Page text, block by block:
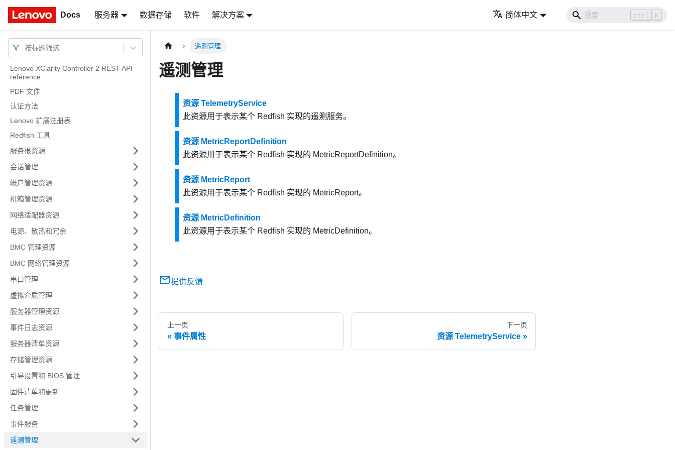
Docs 服务器 数据存储 软件 解决方案 简体中文 ctrl K
Docs
按标题筛选
Lenovo XClarity Controller 2 REST API
reference
PDF 文件
认证方法
Lenovo 扩展注册表
Redfish 工具
服务根资源
会话管理
帐户管理资源
机箱管理资源
网络适配器资源
电源、散热和冗余
BMC 管理资源
BMC 网络管理资源
串口管理
虚拟介质管理
服务器管理资源
事件日志资源
服务器清单资源
存储管理资源
引导设置和 BIOS 管理
固件清单和更新
任务管理
事件服务
遥测管理
遥测管理
遥测管理
资源 TelemetryService
此资源用于表示某个 Redfish 实现的遥测服务。
资源 MetricReportDefinition
此资源用于表示某个 Redfish 实现的 MetricReportDefinition。
资源 MetricReport
此资源用于表示某个 Redfish 实现的 MetricReport。
资源 MetricDefinition
此资源用于表示某个 Redfish 实现的 MetricDefinition。
提供反馈
上一页
事件属性
下一页
资源 TelemetryService